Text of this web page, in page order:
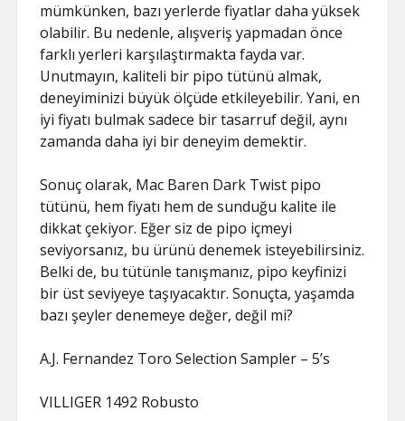
mümkünken, bazı yerlerde fiyatlar daha yüksek
olabilir. Bu nedenle, alışveriş yapmadan önce
farklı yerleri karşılaştırmakta fayda var.
Unutmayın, kaliteli bir pipo tütünü almak,
deneyiminizi büyük ölçüde etkileyebilir. Yani, en
iyi fiyatı bulmak sadece bir tasarruf değil, aynı
zamanda daha iyi bir deneyim demektir.
Sonuç olarak, Mac Baren Dark Twist pipo
tütünü, hem fiyatı hem de sunduğu kalite ile
dikkat çekiyor. Eğer siz de pipo içmeyi
seviyorsanız, bu ürünü denemek isteyebilirsiniz.
Belki de, bu tütünle tanışmanız, pipo keyfinizi
bir üst seviyeye taşıyacaktır. Sonuçta, yaşamda
bazı şeyler denemeye değer, değil mi?
A.J. Fernandez Toro Selection Sampler – 5’s
VILLIGER 1492 Robusto